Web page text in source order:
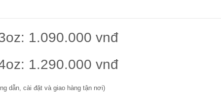
1.090.000 vnđ
1.290.000 vnđ
dẫn, cài đặt và giao hàng tận nơi)